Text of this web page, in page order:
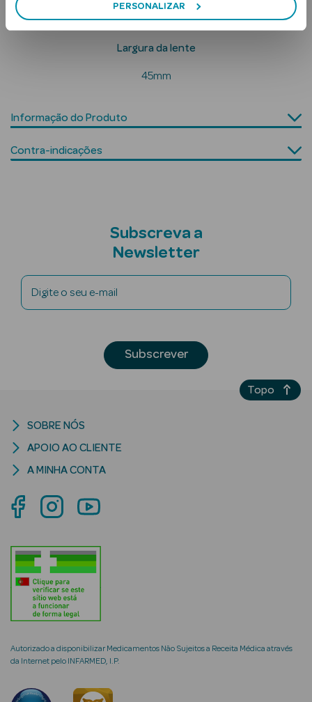
PERSONALIZAR
Lábios
Rosto e
Séruns Faciais
Desmaquilhantes
Água Micelar
Solares
Faciais
Água Termal
Esfoliantes
Lábios
Largura da lente
45mm
Informação do Produto
Contra-indicações
Subscreva a
Newsletter
Digite o seu e-mail
Subscrever
Autorizado a disponibilizar Medicamentos Não Sujeitos a Receita Médica através
da Internet pelo INFARMED, I.P.
SOBRE NÓS
APOIO AO CLIENTE
A MINHA CONTA
Topo